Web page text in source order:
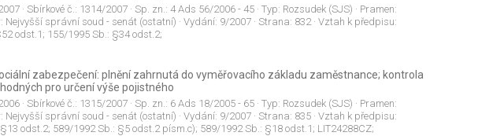
· Sbírkové č.: 1314/2007· Sp. zn.: 4 Ads 56/2006 - 45· Typ: Rozsudek (SJS) · Pramen:
Nejvyšší správní soud - senát (ostatní) · Vydání: 9/2007· Strana: 832· Vztah k předpisu:
odst.1; 155/1995 Sb.: §34 odst.2;
zabezpečení: plnění zahrnutá do vyměřovacího základu zaměstnance; kontrola
pro určení výše pojistného
· Sbírkové č.: 1315/2007· Sp. zn.: 6 Ads 18/2005 - 65· Typ: Rozsudek (SJS) · Pramen:
Nejvyšší správní soud - senát (ostatní) · Vydání: 9/2007· Strana: 835· Vztah k předpisu:
odst.2; 589/1992 Sb.: §5 odst.2 písm.c); 589/1992 Sb.: §18 odst.1; LIT24288CZ;